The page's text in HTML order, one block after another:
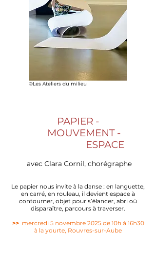
©Les Ateliers du milieu
PAPIER -
MOUVEMENT -
ESPACE
avec Clara Cornil, chorégraphe
Le papier nous invite à la danse : en languette,
en carré, en rouleau, il devient espace à
contourner, objet pour s’élancer, abri où
disparaître, parcours à traverser.
>>mercredi 5 novembre 2025 de 10h à 16h30
à la yourte, Rouvres-sur-Aube